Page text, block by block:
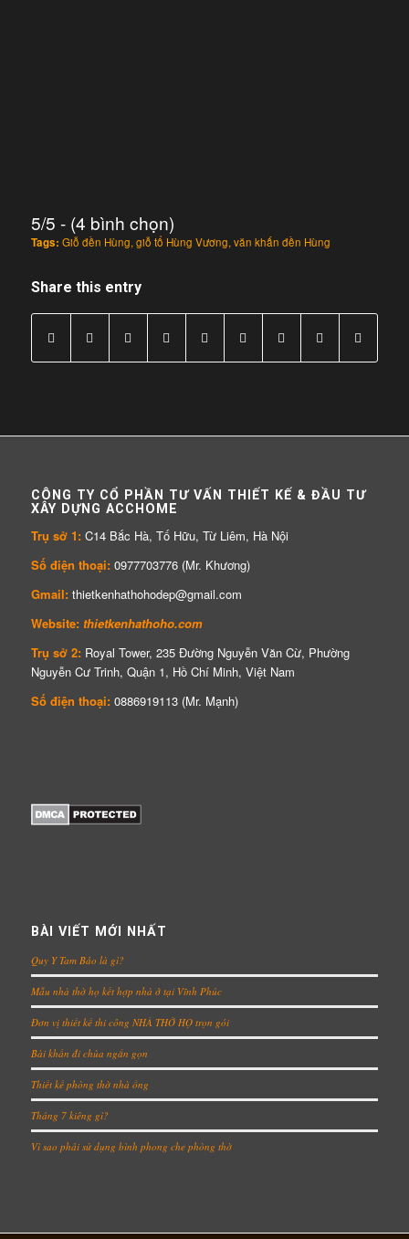
5/5 - (4 bình chọn)
Tags: Giỗ đền Hùng, giỗ tổ Hùng Vương, văn khấn đền Hùng
Share this entry
CÔNG TY CỔ PHẦN TƯ VẤN THIẾT KẾ & ĐẦU TƯ
XÂY DỰNG ACCHOME
Trụ sở 1:C14 Bắc Hà, Tố Hữu, Từ Liêm, Hà Nội
Số điện thoại:0977703776 (Mr. Khương)
Gmail:thietkenhathohodep@gmail.com
Website:thietkenhathoho.com
Trụ sở 2:Royal Tower, 235 Đường Nguyễn Văn Cừ, Phường
Nguyễn Cư Trinh, Quận 1, Hồ Chí Minh, Việt Nam
Số điện thoại:0886919113 (Mr. Mạnh)
BÀI VIẾT MỚI NHẤT
Quy Y Tam Bảo là gì?
Mẫu nhà thờ họ kết hợp nhà ở tại Vĩnh Phúc
Đơn vị thiết kế thi công NHÀ THỜ HỌ trọn gói
Bài khấn đi chùa ngắn gọn
Thiết kế phòng thờ nhà ống
Tháng 7 kiêng gì?
Vì sao phải sử dụng bình phong che phòng thờ